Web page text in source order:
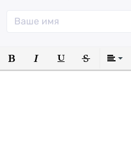
Полужирный
Курсив